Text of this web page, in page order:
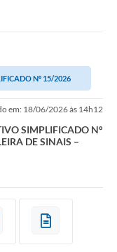
Nº 15/2026
em: 18/06/2026 às 14h12
SIMPLIFICADO Nº
DE SINAIS –